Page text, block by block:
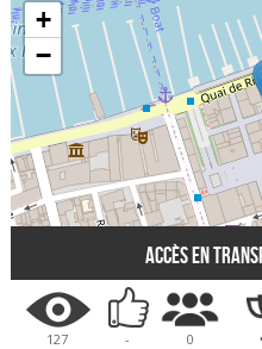
+
−
Accès en
127 - 0